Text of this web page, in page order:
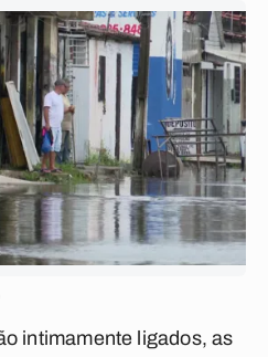
intimamente ligados, as